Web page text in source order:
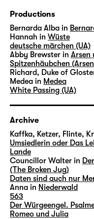
Productions
Bernarda Alba in
Hannah in Wüste
deutsche märchen (UA)
Abby Brewster in Arsen
Spitzenhäubchen
Richard, Duke of
Medea in Medea
White Passing (UA)
Archive
Kaffka, Ketzer, Flinte,
Umsiedlerin oder Das
Lande
Councillor Walter in
(The Broken Jug)
Daten sind auch nur
Anna in Niederwald
563
Der Würgeengel.
Romeo und Julia